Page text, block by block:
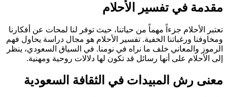
مقدمة في تفسير الأحلام
تعتبر الأحلام جزءاً مهماً من حياتنا، حيث توفر لنا لمحات عن أفكارنا
ومخاوفنا ورغباتنا الخفية. تفسير الأحلام هو مجال دراسة يحاول فهم
الرموز والمعاني خلف ما نراه في نومنا. في السياق السعودي، ينظر
إلى الأحلام على أنها رسائل قد تكون لها دلالات روحية ومهنية.
معنى رش المبيدات في الثقافة السعودية